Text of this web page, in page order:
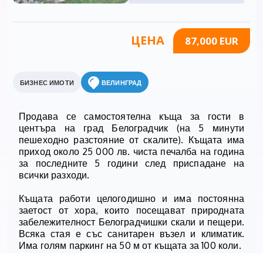
ЦЕНА 87,000 EUR
БИЗНЕС ИМОТИ ВЕЛИНГРАД
Продава се самостоятелна къща за гости в
центъра на град Белоградчик (на 5 минути
пешеходно разстояние от скалите). Къщата има
приход около 25 000 лв. чиста печалба на година
за последните 5 години след приспадане на
всички разходи.
Къщата работи целогодишно и има постоянна
заетост от хора, които посещават природната
забележителност Белоградчишки скали и пещери.
Всяка стая е със санитарен възел и климатик.
Има голям паркинг на 50 м от къщата за 100 коли.